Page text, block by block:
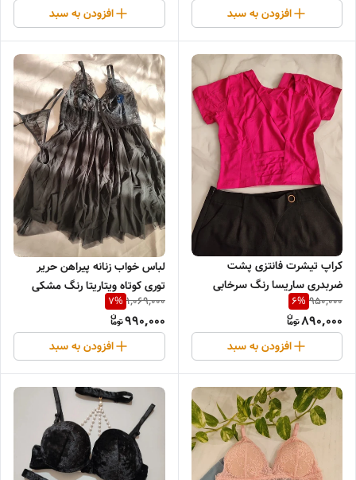
افزودن به سبد افزودن به سبد
کراپ تیشرت فانتزی پشت
ضربدری ساریسا رنگ سرخابی
950,000
6%
890,000
افزودن به سبد
لباس خواب زنانه پیراهن حریر
توری کوتاه ویتاریتا رنگ مشکی
1,069,000
7%
990,000
افزودن به سبد